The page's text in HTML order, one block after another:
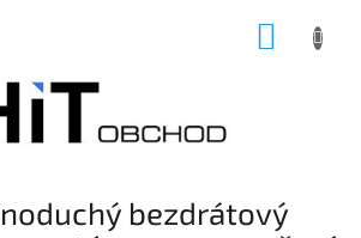
bezdrátový